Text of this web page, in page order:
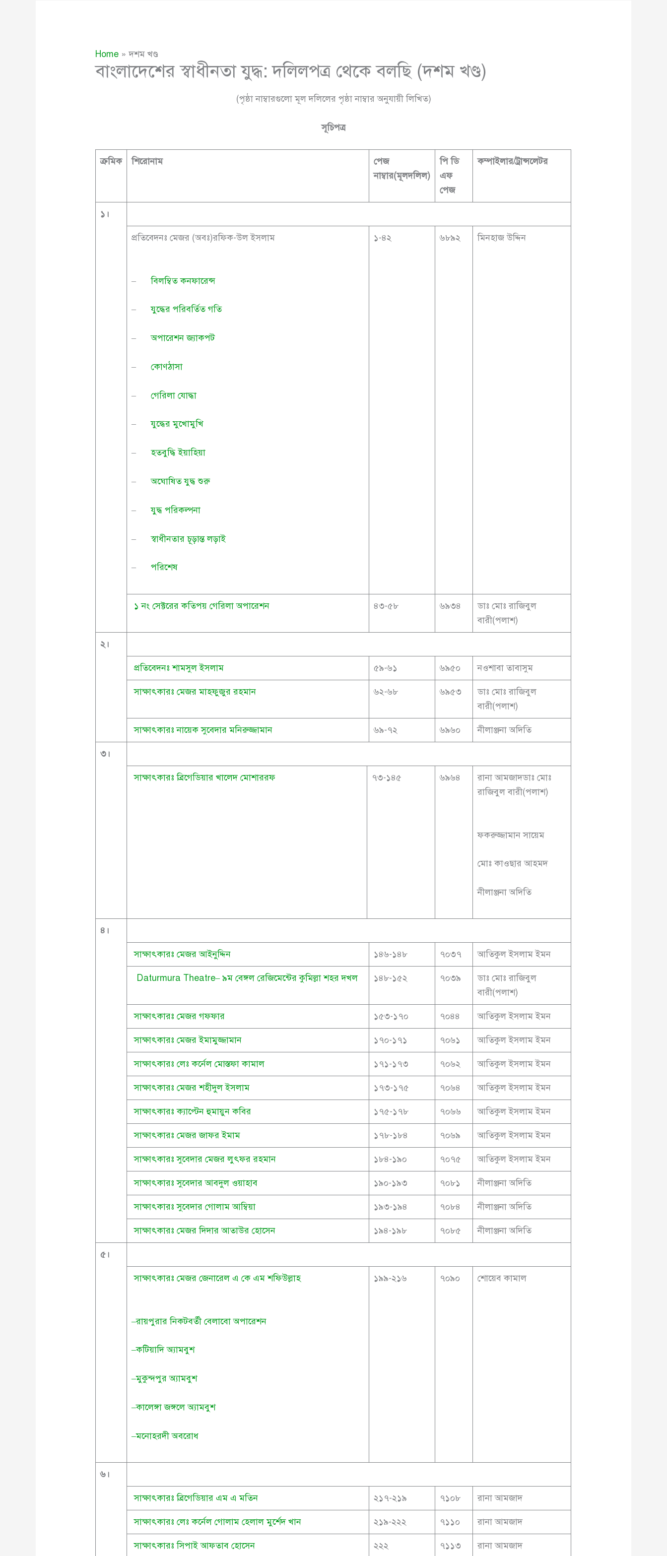
Home দশম খণ্ড
বাংলাদেশের স্বাধীনতা যুদ্ধ: দলিলপত্র থেকে বলছি (দশম খণ্ড)
(পৃষ্ঠা নাম্বারগুলো মূল দলিলের পৃষ্ঠা নাম্বার অনুযায়ী লিখিত)
সূচিপত্র
ক্রমিক শিরোনাম
পেজ
নাম্বার(মূলদলিল)
পি ডি
এফ
পেজ
কম্পাইলার/ট্রান্সলেটর
১ ।
প্রতিবেদনঃ মেজর (অবঃ)রফিক-উল ইসলাম
–বিলম্বিত কনফারেন্স
–যুদ্ধের পরিবর্তিত গতি
–অপারেশন জ্যাকপট
–কোণঠাসা
–গেরিলা যোদ্ধা
–যুদ্ধের মুখোমুখি
–হতবুদ্ধি ইয়াহিয়া
–অঘোষিত যুদ্ধ শুরু
–যুদ্ধ পরিকল্পনা
–স্বাধীনতার চূড়ান্ত লড়াই
–পরিশেষ
১-৪২ ৬৮৯২ মিনহাজ উদ্দিন
১ নং সেক্টরের কতিপয় গেরিলা অপারেশন ৪৩-৫৮ ৬৯৩৪
ডাঃ মোঃ রাজিবুল
বারী(পলাশ)
২ ।
প্রতিবেদনঃ শামসুল ইসলাম ৫৯-৬১ ৬৯৫০ নওশাবা তাবাসুম
সাক্ষাৎকারঃ মেজর মাহফুজুর রহমান ৬২-৬৮ ৬৯৫৩
ডাঃ মোঃ রাজিবুল
বারী(পলাশ)
সাক্ষাৎকারঃ নায়েক সুবেদার মনিরুজ্জামান ৬৯-৭২ ৬৯৬০ নীলাঞ্জনা অদিতি
৩ ।
সাক্ষাৎকারঃ ব্রিগেডিয়ার খালেদ মোশাররফ ৭৩-১৪৫ ৬৯৬৪
রানা আমজাদডাঃ মোঃ
রাজিবুল বারী(পলাশ)
ফকরুজ্জামান সায়েম
মোঃ কাওছার আহমদ
নীলাঞ্জনা অদিতি
৪ ।
সাক্ষাৎকারঃ মেজর আইনুদ্দিন ১৪৬-১৪৮ ৭০৩৭ আতিকুল ইসলাম ইমন
Daturmura Theatre– ৯ম বেঙ্গল রেজিমেন্টের কুমিল্লা শহর দখল ১৪৮-১৫২ ৭০৩৯
ডাঃ মোঃ রাজিবুল
বারী(পলাশ)
সাক্ষাৎকারঃ মেজর গফফার ১৫৩-১৭০ ৭০৪৪ আতিকুল ইসলাম ইমন
সাক্ষাৎকারঃ মেজর ইমামুজ্জামান ১৭০-১৭১ ৭০৬১ আতিকুল ইসলাম ইমন
সাক্ষাৎকারঃ লেঃ কর্নেল মোস্তফা কামাল ১৭১-১৭৩ ৭০৬২ আতিকুল ইসলাম ইমন
সাক্ষাৎকারঃ মেজর শহীদুল ইসলাম ১৭৩-১৭৫ ৭০৬৪ আতিকুল ইসলাম ইমন
সাক্ষাৎকারঃ ক্যাপ্টেন হুমায়ুন কবির ১৭৫-১৭৮ ৭০৬৬ আতিকুল ইসলাম ইমন
সাক্ষাৎকারঃ মেজর জাফর ইমাম ১৭৮-১৮৪ ৭০৬৯ আতিকুল ইসলাম ইমন
সাক্ষাৎকারঃ সুবেদার মেজর লুৎফর রহমান ১৮৪-১৯০ ৭০৭৫ আতিকুল ইসলাম ইমন
সাক্ষাৎকারঃ সুবেদার আবদুল ওয়াহাব ১৯০-১৯৩ ৭০৮১ নীলাঞ্জনা অদিতি
সাক্ষাৎকারঃ সুবেদার গোলাম আম্বিয়া ১৯৩-১৯৪ ৭০৮৪ নীলাঞ্জনা অদিতি
সাক্ষাৎকারঃ মেজর দিদার আতাউর হোসেন ১৯৪-১৯৮ ৭০৮৫ নীলাঞ্জনা অদিতি
৫।
সাক্ষাৎকারঃ মেজর জেনারেল এ কে এম শফিউল্লাহ
–রায়পুরার নিকটবর্তী বেলাবো অপারেশন
–কটিয়াদি অ্যামবুশ
–মুকুন্দপুর অ্যামবুশ
–কালেঙ্গা জঙ্গলে অ্যামবুশ
–মনোহরদী অবরোধ
১৯৯-২১৬ ৭০৯০ শোয়েব কামাল
৬ ।
সাক্ষাৎকারঃ ব্রিগেডিয়ার এম এ মতিন ২১৭-২১৯ ৭১০৮ রানা আমজাদ
সাক্ষাৎকারঃ লেঃ কর্নেল গোলাম হেলাল মুর্শেদ খান ২১৯-২২২ ৭১১০ রানা আমজাদ
সাক্ষাৎকারঃ সিপাই আফতাব হোসেন ২২২ ৭১১৩ রানা আমজাদ